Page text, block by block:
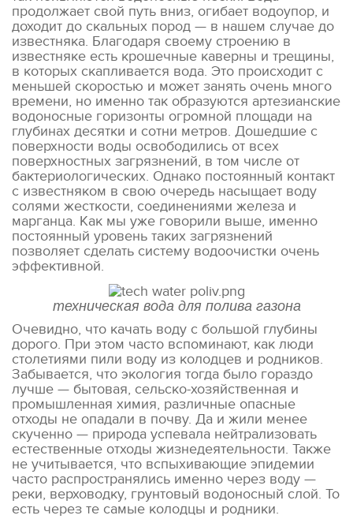
продолжает свой путь вниз, огибает водоупор, и
доходит до скальных пород — в нашем случае до
известняка. Благодаря своему строению в
известняке есть крошечные каверны и трещины,
в которых скапливается вода. Это происходит с
меньшей скоростью и может занять очень много
времени, но именно так образуются артезианские
водоносные горизонты огромной площади на
глубинах десятки и сотни метров. Дошедшие с
поверхности воды освободились от всех
поверхностных загрязнений, в том числе от
бактериологических. Однако постоянный контакт
с известняком в свою очередь насыщает воду
солями жесткости, соединениями железа и
марганца. Как мы уже говорили выше, именно
постоянный уровень таких загрязнений
позволяет сделать систему водоочистки очень
эффективной.
техническая вода для полива газона
Очевидно, что качать воду с большой глубины
дорого. При этом часто вспоминают, как люди
столетиями пили воду из колодцев и родников.
Забывается, что экология тогда было гораздо
лучше — бытовая, сельско-хозяйственная и
промышленная химия, различные опасные
отходы не опадали в почву. Да и жили менее
скученно — природа успевала нейтрализовать
естественные отходы жизнедеятельности. Также
не учитывается, что вспыхивающие эпидемии
часто распространялись именно через воду —
реки, верховодку, грунтовый водоносный слой. То
есть через те самые колодцы и родники.